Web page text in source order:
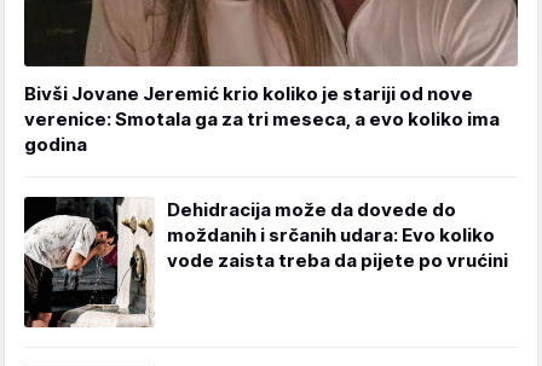
Bivši Jovane Jeremić krio koliko je stariji od nove
verenice: Smotala ga za tri meseca, a evo koliko ima
godina
Dehidracija može da dovede do
moždanih i srčanih udara: Evo koliko
vode zaista treba da pijete po vrućini